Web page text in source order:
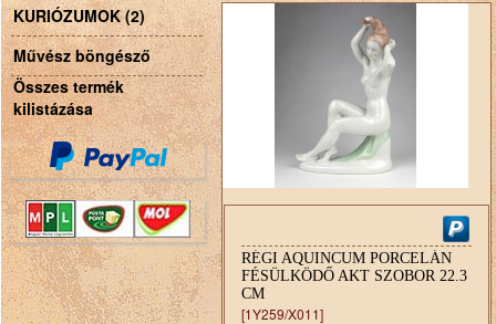
KURIÓZUMOK (2)
Művész böngésző
Összes termék
kilistázása
RÉGI AQUINCUM PORCELÁN
FÉSÜLKÖDŐ AKT SZOBOR 22.3
CM
[1Y259/X011]